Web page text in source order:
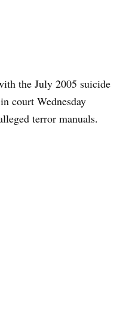
the July 2005 suicide
court Wednesday
terror manuals.